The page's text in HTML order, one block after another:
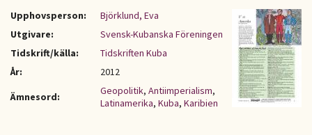
Upphovsperson:
Björklund, Eva
Utgivare:
Svensk-Kubanska Föreningen
Tidskrift/källa:
Tidskriften Kuba
År:
2012
Ämnesord:
Geopolitik, Antiimperialism,
Latinamerika, Kuba, Karibien